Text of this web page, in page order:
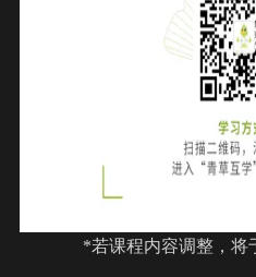
*若课程内容调整，将